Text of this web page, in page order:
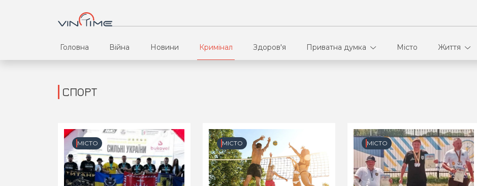
Головна Війна Новини Кримінал Здоров'я Приватна думка Місто Життя
Партнери
Спорт
СПОРТ
МІСТО МІСТО МІСТО